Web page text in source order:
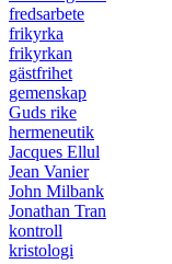
fredsarbete
frikyrka
frikyrkan
gästfrihet
gemenskap
Guds rike
hermeneutik
Jacques Ellul
Jean Vanier
John Milbank
Jonathan Tran
kontroll
kristologi